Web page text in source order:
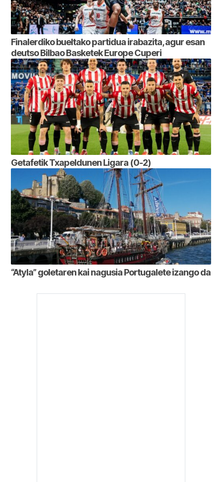
Finalerdiko bueltako partidua irabazita, agur esan
deutso Bilbao Basketek Europe Cuperi
Getafetik Txapeldunen Ligara (0-2)
“Atyla” goletaren kai nagusia Portugalete izango da